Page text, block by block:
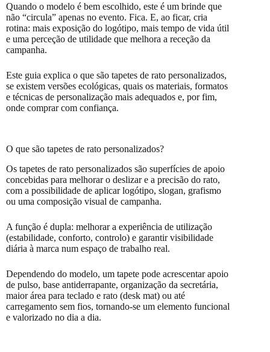
Quando o modelo é bem escolhido, este é um brinde que
não “circula” apenas no evento. Fica. E, ao ficar, cria
rotina: mais exposição do logótipo, mais tempo de vida útil
e uma perceção de utilidade que melhora a receção da
campanha.
Este guia explica o que são tapetes de rato personalizados,
se existem versões ecológicas, quais os materiais, formatos
e técnicas de personalização mais adequados e, por fim,
onde comprar com confiança.
O que são tapetes de rato personalizados?
Os tapetes de rato personalizados são superfícies de apoio
concebidas para melhorar o deslizar e a precisão do rato,
com a possibilidade de aplicar logótipo, slogan, grafismo
ou uma composição visual de campanha.
A função é dupla: melhorar a experiência de utilização
(estabilidade, conforto, controlo) e garantir visibilidade
diária à marca num espaço de trabalho real.
Dependendo do modelo, um tapete pode acrescentar apoio
de pulso, base antiderrapante, organização da secretária,
maior área para teclado e rato (desk mat) ou até
carregamento sem fios, tornando-se um elemento funcional
e valorizado no dia a dia.